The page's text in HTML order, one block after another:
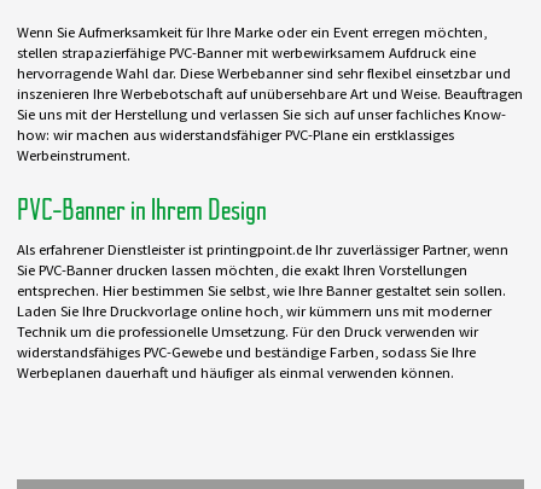
Wenn Sie Aufmerksamkeit für Ihre Marke oder ein Event erregen möchten,
stellen strapazierfähige PVC-Banner mit werbewirksamem Aufdruck eine
hervorragende Wahl dar. Diese Werbebanner sind sehr flexibel einsetzbar und
inszenieren Ihre Werbebotschaft auf unübersehbare Art und Weise. Beauftragen
Sie uns mit der Herstellung und verlassen Sie sich auf unser fachliches Know-
how: wir machen aus widerstandsfähiger PVC-Plane ein erstklassiges
Werbeinstrument.
PVC-Banner in Ihrem Design
Als erfahrener Dienstleister ist printingpoint.de Ihr zuverlässiger Partner, wenn
Sie PVC-Banner drucken lassen möchten, die exakt Ihren Vorstellungen
entsprechen. Hier bestimmen Sie selbst, wie Ihre Banner gestaltet sein sollen.
Laden Sie Ihre Druckvorlage online hoch, wir kümmern uns mit moderner
Technik um die professionelle Umsetzung. Für den Druck verwenden wir
widerstandsfähiges PVC-Gewebe und beständige Farben, sodass Sie Ihre
Werbeplanen dauerhaft und häufiger als einmal verwenden können.